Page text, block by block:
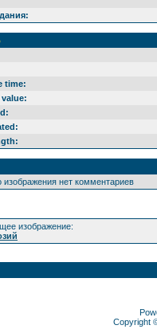
time:
изображения нет комментариев
изображение:
Copyright